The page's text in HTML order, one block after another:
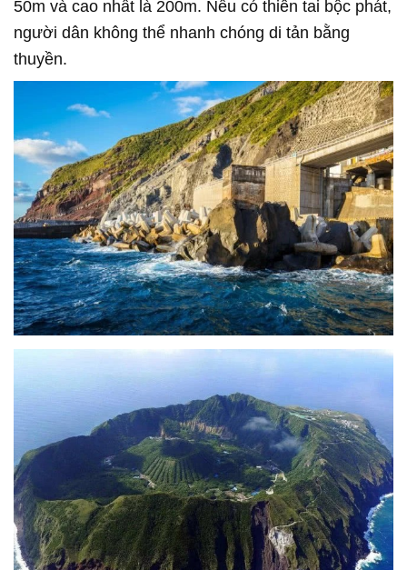
50m và cao nhất là 200m. Nếu có thiên tai bộc phát,
người dân không thể nhanh chóng di tản bằng
thuyền.